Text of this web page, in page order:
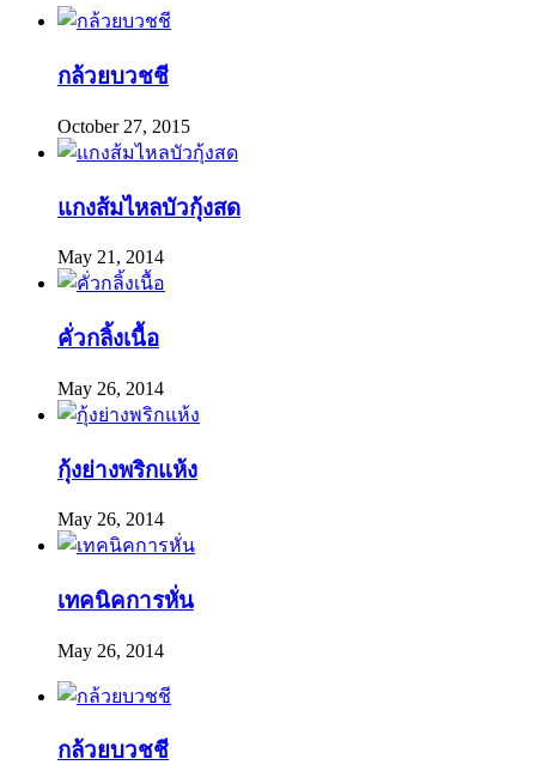
กล้วยบวชชี
October 27, 2015
แกงส้มไหลบัวกุ้งสด
May 21, 2014
คั่วกลิ้งเนื้อ
May 26, 2014
กุ้งย่างพริกแห้ง
May 26, 2014
เทคนิคการหั่น
May 26, 2014
กล้วยบวชชี